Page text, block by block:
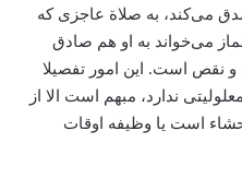
می‌کند، به صلاة عاجزی که
می‌خواند به او هم صادق
و نقص است. این امور تفصیلا
ندارد، مبهم است الا از
است یا وظیفه اوقات